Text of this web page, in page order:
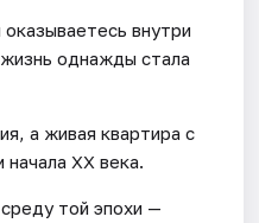
внутри
однажды стала
а живая квартира с
XX века.
той эпохи —